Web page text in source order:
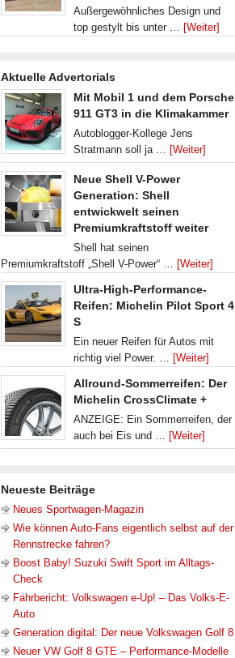
Außergewöhnliches Design und
top gestylt bis unter … [Weiter]
Aktuelle Advertorials
Mit Mobil 1 und dem Porsche
911 GT3 in die Klimakammer
Autoblogger-Kollege Jens
Stratmann soll ja … [Weiter]
Neue Shell V-Power
Generation: Shell
entwickwelt seinen
Premiumkraftstoff weiter
Shell hat seinen
Premiumkraftstoff „Shell V-Power“ … [Weiter]
Ultra-High-Performance-
Reifen: Michelin Pilot Sport 4
S
Ein neuer Reifen für Autos mit
richtig viel Power. … [Weiter]
Allround-Sommerreifen: Der
Michelin CrossClimate +
ANZEIGE: Ein Sommerreifen, der
auch bei Eis und … [Weiter]
Neueste Beiträge
Neues Sportwagen-Magazin
Wie können Auto-Fans eigentlich selbst auf der
Rennstrecke fahren?
Boost Baby! Suzuki Swift Sport im Alltags-
Check
Fahrbericht: Volkswagen e-Up! – Das Volks-E-
Auto
Generation digital: Der neue Volkswagen Golf 8
Neuer VW Golf 8 GTE – Performance-Modelle